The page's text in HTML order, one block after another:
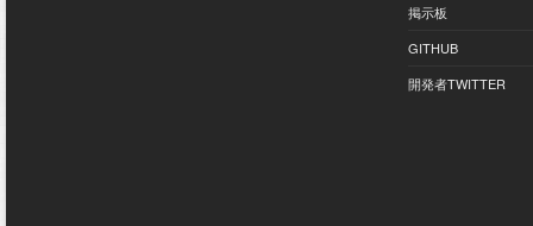
掲示板
GITHUB
開発者TWITTER